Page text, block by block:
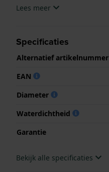
.Lees meer
Specificaties
Alternatief artikelnummer
EAN
Diameter
Waterdichtheid
Garantie
Bekijk alle specificaties